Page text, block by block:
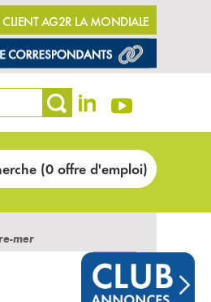
CLIENT AG2R LA MONDIALE
(0 offre d'emploi)
OFFRES DU
mer